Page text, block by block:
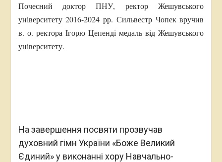
Почесний доктор ПНУ, ректор Жешувського
університету 2016-2024 рр. Сильвестр Чопек вручив
в. о. ректора Ігорю Цепенді медаль від Жешувського
університету.
На завершення посвяти прозвучав
духовний гімн України «Боже Великий
Єдиний» у виконанні хору Навчально-